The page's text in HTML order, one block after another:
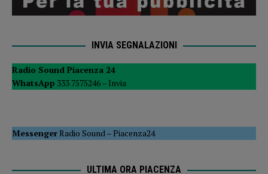
INVIA SEGNALAZIONI
Radio Sound Piacenza 24
WhatsApp 333 7575246 – Invia
MessengerRadio Sound –Piacenza24
ULTIMA ORA PIACENZA